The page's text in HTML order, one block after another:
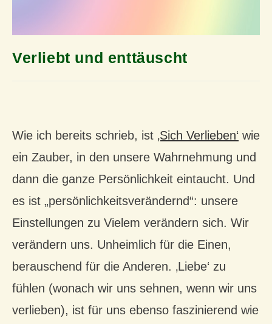
Verliebt und enttäuscht
Wie ich bereits schrieb, ist ‚Sich Verlieben‘ wie
ein Zauber, in den unsere Wahrnehmung und
dann die ganze Persönlichkeit eintaucht. Und
es ist „persönlichkeitsverändernd“: unsere
Einstellungen zu Vielem verändern sich. Wir
verändern uns. Unheimlich für die Einen,
berauschend für die Anderen. ‚Liebe‘ zu
fühlen (wonach wir uns sehnen, wenn wir uns
verlieben), ist für uns ebenso faszinierend wie